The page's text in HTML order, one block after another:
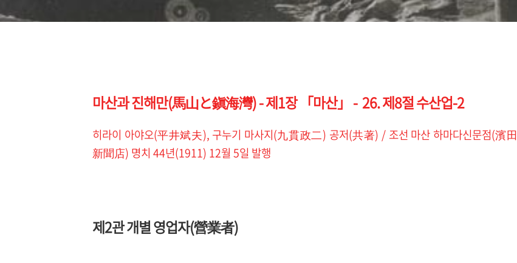
마산과 진해만(馬山と鎭海灣) - 제1장 「마산」 - 26. 제8절 수산업-2
히라이 아야오(平井斌夫), 구누기 마사지(九貫政二) 공저(共著) / 조선 마산 하마다신문점(濱田
新聞店) 명치 44년(1911) 12월 5일 발행
제2관 개별 영업자(營業者)